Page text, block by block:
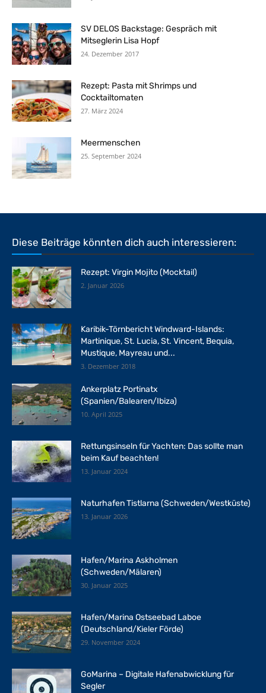
SV DELOS Backstage: Gespräch mit
Mitseglerin Lisa Hopf
24. Dezember 2017
Rezept: Pasta mit Shrimps und
Cocktailtomaten
27. März 2024
Meermenschen
25. September 2024
Diese Beiträge könnten dich auch interessieren:
Rezept: Virgin Mojito (Mocktail)
2. Januar 2026
Karibik-Törnbericht Windward-Islands:
Martinique, St. Lucia, St. Vincent, Bequia,
Mustique, Mayreau und...
3. Dezember 2018
Ankerplatz Portinatx
(Spanien/Balearen/Ibiza)
10. April 2025
Rettungsinseln für Yachten: Das sollte man
beim Kauf beachten!
13. Januar 2024
Naturhafen Tistlarna (Schweden/Westküste)
13. Januar 2026
Hafen/Marina Askholmen
(Schweden/Mälaren)
30. Januar 2025
Hafen/Marina Ostseebad Laboe
(Deutschland/Kieler Förde)
29. November 2024
GoMarina – Digitale Hafenabwicklung für
Segler